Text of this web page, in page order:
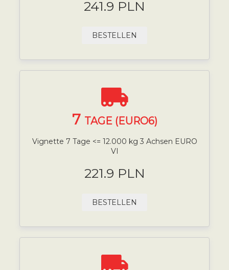
241.9 PLN
BESTELLEN
7 TAGE (EURO6)
Vignette 7 Tage <= 12.000 kg 3 Achsen EURO
VI
221.9 PLN
BESTELLEN